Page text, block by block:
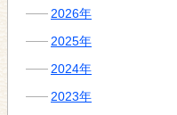
2026年
2025年
2024年
2023年